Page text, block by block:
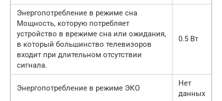
Энергопотребление в режиме сна
Мощность, которую потребляет
устройство в врежиме сна или ожидания,
в который большинство телевизоров
входит при длительном отсутствии
сигнала.
0.5 Вт
Энергопотребление в режиме ЭКО
Нет
данных